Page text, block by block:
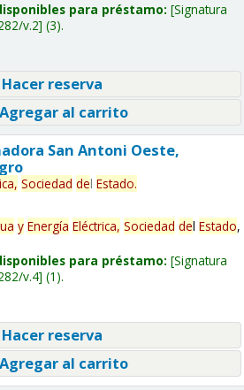
para préstamo: Signatura
v.2 (3).
reserva
al carrito
San Antoni Oeste,
Sociedad del Estado.
y Energía Eléctrica, Sociedad del Estado,
para préstamo: Signatura
v.4 (1).
reserva
al carrito